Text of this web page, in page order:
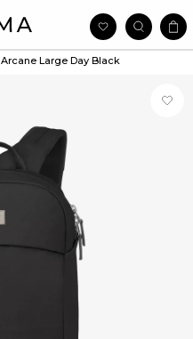
Arcane Large Day Black